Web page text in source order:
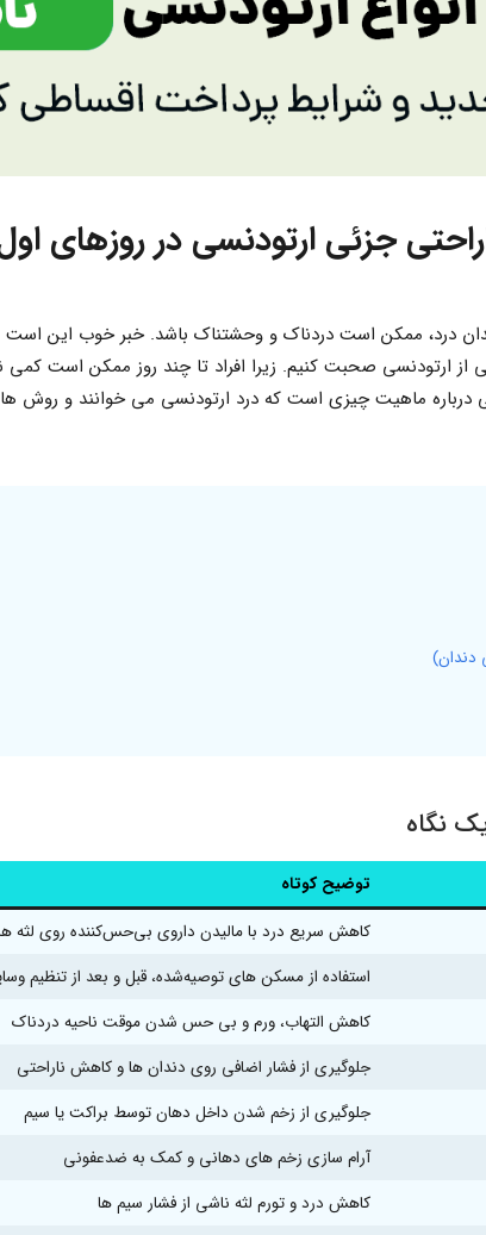
درد، ممکن است دردناک و وحشتناک باشد. خبر خوب این است
از ارتودنسی صحبت کنیم. زیرا افراد تا چند روز ممکن است
درباره ماهیت چیزی است که درد ارتودنسی می خوانند و
نگاه
توضیح کوتاه
کاهش سریع درد با مالیدن داروی بی‌حس‌کننده روی لثه‌
استفاده از مسکن‌ های توصیه‌شده، قبل و بعد از تنظیم
کاهش التهاب، ورم و بی‌ حس شدن موقت ناحیه دردناک
جلوگیری از فشار اضافی روی دندان‌ ها و کاهش ناراحتی
جلوگیری از زخم شدن داخل دهان توسط براکت یا سیم
آرام‌ سازی زخم‌ های دهانی و کمک به ضدعفونی
کاهش درد و تورم لثه ناشی از فشار سیم‌ ها